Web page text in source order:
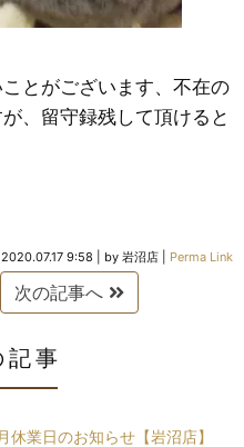
とがございます、不在の
、留守録残して頂けると
2020.07.17 9:58 by 岩沼店 Perma Link
次の記事へ
記事
休業日のお知らせ【岩沼店】